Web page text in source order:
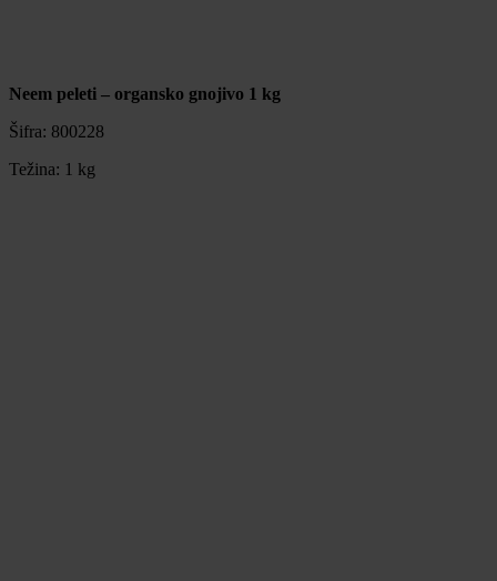
Neem peleti – organsko gnojivo 1 kg
Šifra: 800228
Težina: 1 kg